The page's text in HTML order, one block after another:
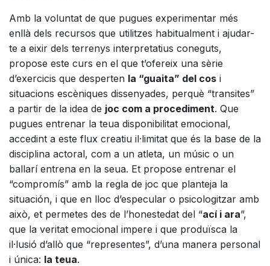
Amb la voluntat de que pugues experimentar més
enllà dels recursos que utilitzes habitualment i ajudar-
te a eixir dels terrenys interpretatius coneguts,
propose este curs en el que t’ofereix una sèrie
d’exercicis que desperten la “guaita” del cos i
situacions escèniques dissenyades, perquè “transites”
a partir de la idea de joc com a procediment. Que
pugues entrenar la teua disponibilitat emocional,
accedint a este flux creatiu il·limitat que és la base de la
disciplina actoral, com a un atleta, un músic o un
ballarí entrena en la seua. Et propose entrenar el
“compromís” amb la regla de joc que planteja la
situación, i que en lloc d’especular o psicologitzar amb
això, et permetes des de l’honestedat del “ací i ara”,
que la veritat emocional impere i que produïsca la
il·lusió d’allò que “representes”, d’una manera personal
i única: la teua.